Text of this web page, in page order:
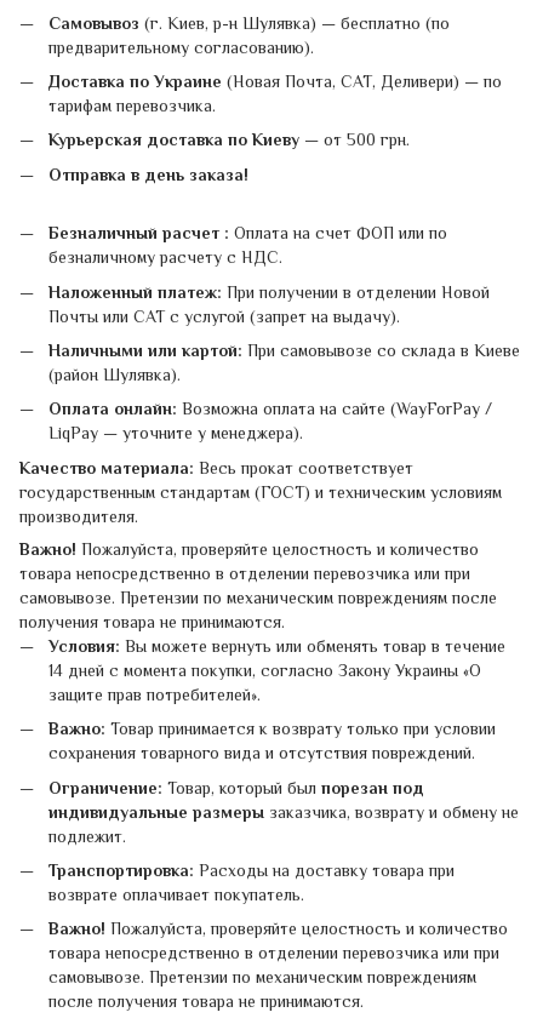
Самовывоз (г. Киев, р-н Шулявка) — бесплатно (по
предварительному согласованию).
Доставка по Украине (Новая Почта, САТ, Деливери) — по
тарифам перевозчика.
Курьерская доставка по Киеву — от 500 грн.
Отправка в день заказа!
Безналичный расчет : Оплата на счет ФОП или по
безналичному расчету с НДС.
Наложенный платеж: При получении в отделении Новой
Почты или САТ с услугой (запрет на выдачу).
Наличными или картой: При самовывозе со склада в Киеве
(район Шулявка).
Оплата онлайн: Возможна оплата на сайте (WayForPay /
LiqPay — уточните у менеджера).
Качество материала: Весь прокат соответствует
государственным стандартам (ГОСТ) и техническим условиям
производителя.
Важно! Пожалуйста, проверяйте целостность и количество
товара непосредственно в отделении перевозчика или при
самовывозе. Претензии по механическим повреждениям после
получения товара не принимаются.
Условия: Вы можете вернуть или обменять товар в течение
14 дней с момента покупки, согласно Закону Украины «О
защите прав потребителей».
Важно: Товар принимается к возврату только при условии
сохранения товарного вида и отсутствия повреждений.
Ограничение: Товар, который был порезан под
индивидуальные размеры заказчика, возврату и обмену не
подлежит.
Транспортировка: Расходы на доставку товара при
возврате оплачивает покупатель.
Важно! Пожалуйста, проверяйте целостность и количество
товара непосредственно в отделении перевозчика или при
самовывозе. Претензии по механическим повреждениям
после получения товара не принимаются.